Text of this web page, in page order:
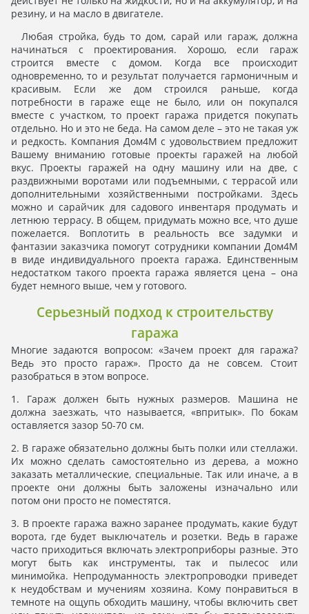
резину, и на масло в двигателе.
Любая стройка, будь то дом, сарай или гараж, должна
начинаться с проектирования. Хорошо, если гараж
строится вместе с домом. Когда все происходит
одновременно, то и результат получается гармоничным и
красивым. Если же дом строился раньше, когда
потребности в гараже еще не было, или он покупался
вместе с участком, то проект гаража придется покупать
отдельно. Но и это не беда. На самом деле – это не такая уж
и редкость. Компания Дом4М с удовольствием предложит
Вашему вниманию готовые проекты гаражей на любой
вкус. Проекты гаражей на одну машину или на две, с
раздвижными воротами или подъемными, с террасой или
дополнительными хозяйственными постройками. Здесь
можно и сарайчик для садового инвентаря продумать и
летнюю террасу. В общем, придумать можно все, что душе
пожелается. Воплотить в реальность все задумки и
фантазии заказчика помогут сотрудники компании Дом4М
в виде индивидуального проекта гаража. Единственным
недостатком такого проекта гаража является цена – она
будет немного выше, чем у готового.
Серьезный подход к строительству
гаража
Многие задаются вопросом: «Зачем проект для гаража?
Ведь это просто гараж». Просто да не совсем. Стоит
разобраться в этом вопросе.
1. Гараж должен быть нужных размеров. Машина не
должна заезжать, что называется, «впритык». По бокам
оставляется зазор 50-70 см.
2. В гараже обязательно должны быть полки или стеллажи.
Их можно сделать самостоятельно из дерева, а можно
заказать металлические, специальные. Так или иначе, а в
проекте они должны быть заложены изначально или
потом они просто не поместятся.
3. В проекте гаража важно заранее продумать, какие будут
ворота, где будет выключатель и розетки. Ведь в гараже
часто приходиться включать электроприборы разные. Это
могут быть как инструменты, так и пылесос или
минимойка. Непродуманность электропроводки приведет
к неудобствам и мучениям хозяина. Кому понравиться в
темноте на ощупь обходить машину, чтобы включить свет